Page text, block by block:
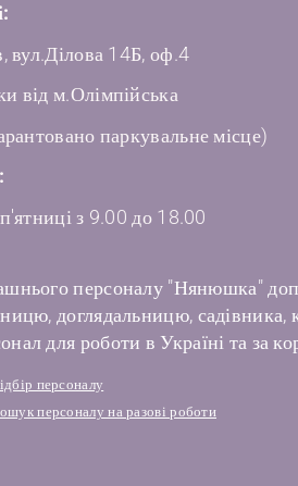
вул.Ділова 14Б, оф.4
від м.Олімпійська
паркувальне місце)
з 9.00 до 18.00
персоналу "Нянюшка"
доглядальницю, садівника,
для роботи в Україні та за
персоналу
персоналу на разові роботи